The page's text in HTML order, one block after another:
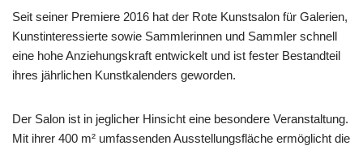
Seit seiner Premiere 2016 hat der Rote Kunstsalon für Galerien,
Kunstinteressierte sowie Sammlerinnen und Sammler schnell
eine hohe Anziehungskraft entwickelt und ist fester Bestandteil
ihres jährlichen Kunstkalenders geworden.
Der Salon ist in jeglicher Hinsicht eine besondere Veranstaltung.
Mit ihrer 400 m² umfassenden Ausstellungsfläche ermöglicht die